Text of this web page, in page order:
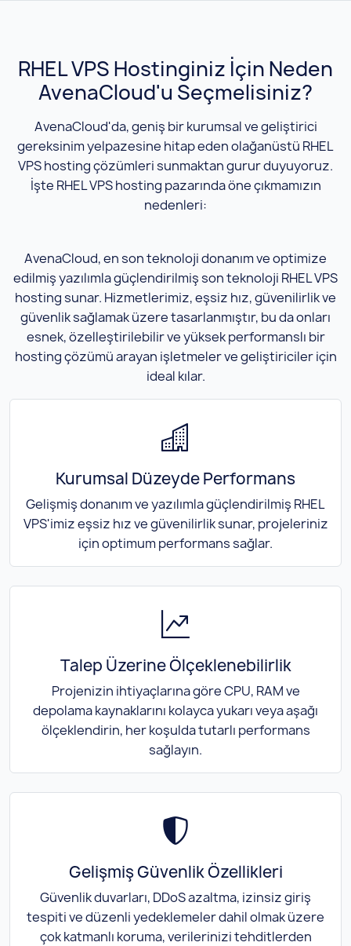
RHEL VPS Hostinginiz İçin Neden
AvenaCloud'u Seçmelisiniz?
AvenaCloud'da, geniş bir kurumsal ve geliştirici
gereksinim yelpazesine hitap eden olağanüstü RHEL
VPS hosting çözümleri sunmaktan gurur duyuyoruz.
İşte RHEL VPS hosting pazarında öne çıkmamızın
nedenleri:
AvenaCloud, en son teknoloji donanım ve optimize
edilmiş yazılımla güçlendirilmiş son teknoloji RHEL VPS
hosting sunar. Hizmetlerimiz, eşsiz hız, güvenilirlik ve
güvenlik sağlamak üzere tasarlanmıştır, bu da onları
esnek, özelleştirilebilir ve yüksek performanslı bir
hosting çözümü arayan işletmeler ve geliştiriciler için
ideal kılar.
Kurumsal Düzeyde Performans
Gelişmiş donanım ve yazılımla güçlendirilmiş RHEL
VPS'imiz eşsiz hız ve güvenilirlik sunar, projeleriniz
için optimum performans sağlar.
Talep Üzerine Ölçeklenebilirlik
Projenizin ihtiyaçlarına göre CPU, RAM ve
depolama kaynaklarını kolayca yukarı veya aşağı
ölçeklendirin, her koşulda tutarlı performans
sağlayın.
Gelişmiş Güvenlik Özellikleri
Güvenlik duvarları, DDoS azaltma, izinsiz giriş
tespiti ve düzenli yedeklemeler dahil olmak üzere
çok katmanlı koruma, verilerinizi tehditlerden